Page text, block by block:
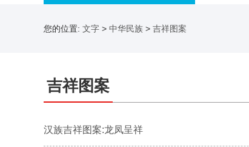
您的位置: 文字 > 中华民族 > 吉祥图案
吉祥图案
汉族吉祥图案:龙凤呈祥